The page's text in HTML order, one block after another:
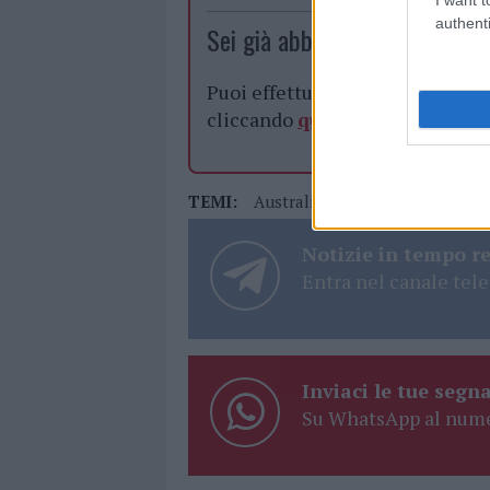
Sei già abbonato?
Puoi effettuare l'accesso
cliccando qui
TEMI: Australian Open
Notizie in tempo
Entra nel canale
Inviaci le tue
Su WhatsApp al